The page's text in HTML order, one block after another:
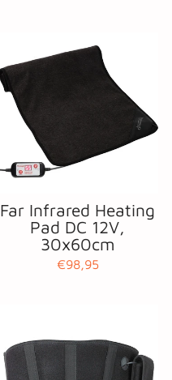
Far Infrared Heating
Pad DC 12V,
30x60cm
€98,95